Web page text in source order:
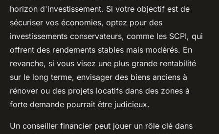
horizon d'investissement. Si votre objectif est de
sécuriser vos économies, optez pour des
investissements conservateurs, comme les SCPI, qui
offrent des rendements stables mais modérés. En
revanche, si vous visez une plus grande rentabilité
sur le long terme, envisager des biens anciens à
rénover ou des projets locatifs dans des zones à
forte demande pourrait être judicieux.
Un conseiller financier peut jouer un rôle clé dans